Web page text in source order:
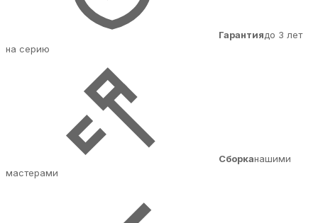
Гарантиядо 3 лет
на серию
Сборканашими
мастерами